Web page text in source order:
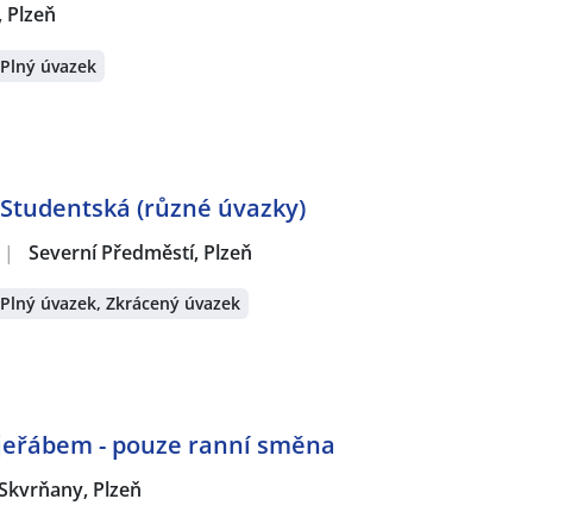
Plzeň
Plný úvazek
(různé úvazky)
| Severní Předměstí, Plzeň
Plný úvazek, Zkrácený úvazek
- pouze ranní směna
Plzeň